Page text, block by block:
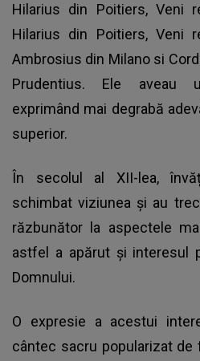
Hilarius din Poitiers, Veni
Hilarius din Poitiers, Veni
Ambrosius din Milano si
Prudentius. Ele aveau
exprimând mai degrabă
superior.
În secolul al XII-lea,
schimbat viziunea și au
răzbunător la aspectele
astfel a apărut și interesul
Domnului.
O expresie a acestui
cântec sacru popularizat